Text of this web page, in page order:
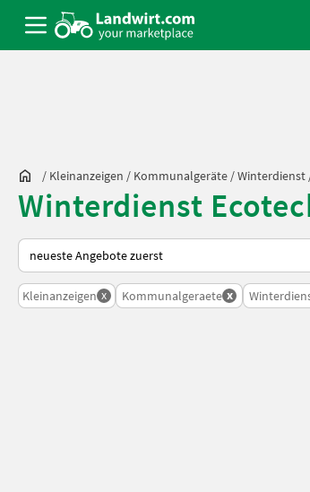
/ Kleinanzeigen / Kommunalgeräte /Winterdienst
Winterdienst
So wird auf Landwirt.com sortiert
Kleinanzeigen x Kommunalgeraete x